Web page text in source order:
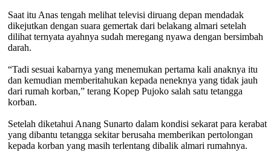
Saat itu Anas tengah melihat televisi diruang depan mendadak
dikejutkan dengan suara gemertak dari belakang almari setelah
dilihat ternyata ayahnya sudah meregang nyawa dengan bersimbah
darah.
“Tadi sesuai kabarnya yang menemukan pertama kali anaknya itu
dan kemudian memberitahukan kepada neneknya yang tidak jauh
dari rumah korban,” terang Kopep Pujoko salah satu tetangga
korban.
Setelah diketahui Anang Sunarto dalam kondisi sekarat para kerabat
yang dibantu tetangga sekitar berusaha memberikan pertolongan
kepada korban yang masih terlentang dibalik almari rumahnya.